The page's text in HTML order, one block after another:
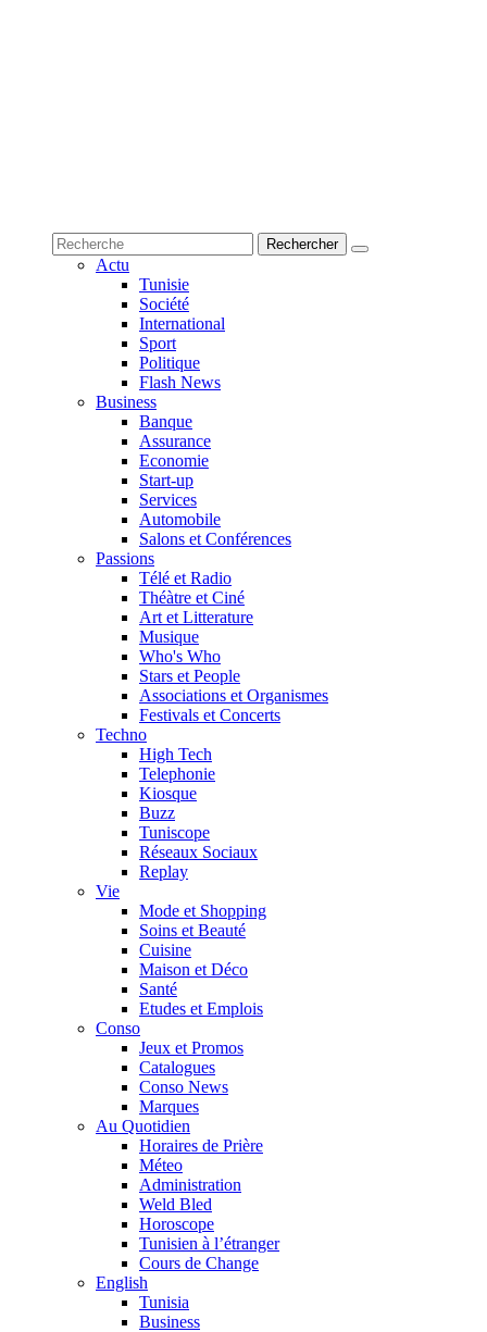
Actu
Tunisie
Société
International
Sport
Politique
Flash News
Business
Banque
Assurance
Economie
Start-up
Services
Automobile
Salons et Conférences
Passions
Télé et Radio
Théàtre et Ciné
Art et Litterature
Musique
Who's Who
Stars et People
Associations et Organismes
Festivals et Concerts
Techno
High Tech
Telephonie
Kiosque
Buzz
Tuniscope
Réseaux Sociaux
Replay
Vie
Mode et Shopping
Soins et Beauté
Cuisine
Maison et Déco
Santé
Etudes et Emplois
Conso
Jeux et Promos
Catalogues
Conso News
Marques
Au Quotidien
Horaires de Prière
Méteo
Administration
Weld Bled
Horoscope
Tunisien à l’étranger
Cours de Change
English
Tunisia
Business